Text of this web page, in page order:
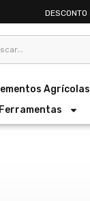
DESCONTO
Agrícolas
Ferramentas